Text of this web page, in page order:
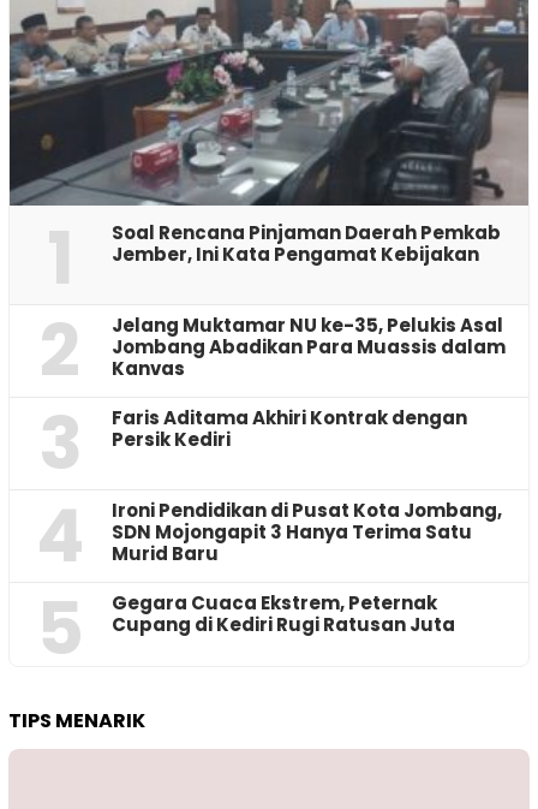
1
‎Soal Rencana Pinjaman Daerah Pemkab
Jember, Ini Kata Pengamat Kebijakan ‎
2
Jelang Muktamar NU ke-35, Pelukis Asal
Jombang Abadikan Para Muassis dalam
Kanvas
3
Faris Aditama Akhiri Kontrak dengan
Persik Kediri
4
Ironi Pendidikan di Pusat Kota Jombang,
SDN Mojongapit 3 Hanya Terima Satu
Murid Baru
5
‎Gegara Cuaca Ekstrem, Peternak
Cupang di Kediri Rugi Ratusan Juta
TIPS MENARIK